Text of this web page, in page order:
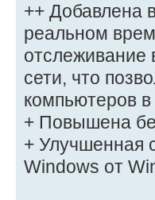
++ Добавлена
реальном
отслеживание
сети, что
компьютеров в
+ Повышена
+ Улучшенная
Windows от